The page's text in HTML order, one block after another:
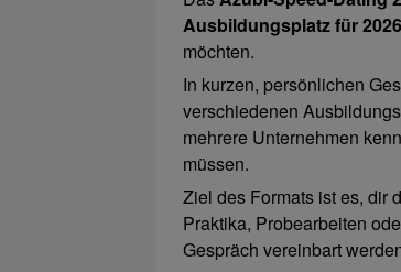
Ausbildungsplatz für 2026
möchten.
In kurzen, persönlichen
verschiedenen
mehrere Unternehmen
müssen.
Ziel des Formats ist es, dir
Praktika, Probearbeiten
Gespräch vereinbart